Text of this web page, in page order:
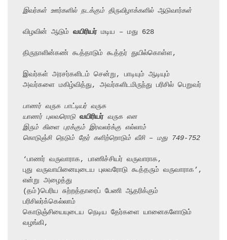
இவர்கள் ஊர்களில் நடக்கும் திருவிழாக்களில் ஆடுவார்கள்
விழவின் ஆடும் வயிரியர் மடிய – மது 628
திருநாளின்கண் கூத்தாடும் கூத்தர் துயில்கொள்ள,
இவர்கள் அரசர்களிடம் சென்று, பாடியும் ஆடியும்
அவர்களை மகிழ்வித்து, அவர்களிடமிருந்து பரிசில் பெறுவர்
பாணர் வருக பாட்டியர் வருக
யாணர் புலவரொடு வயிரியர் வருக என
இரும் கிளை புரக்கும் இரவலர்க்கு எல்லாம்
கொடுஞ்சி நெடும் தேர் களிற்றொடும் வீசி – மது 749-752
‘பாணர் வருவாராக, பாணிச்சியர் வருவாராக,
புது வருவாயினையுடைய புலவரோடு கூத்தரும் வருவாராக’,
என்று அழைத்து
(தம்)பெரிய சுற்றத்தாரைப் பேணி ஆதரிக்கும்
பரிசிலர்க்கெல்லாம்
கொடுஞ்சியையுடைய நெடிய தேர்களை யானைகளோடும்
வழங்கி,